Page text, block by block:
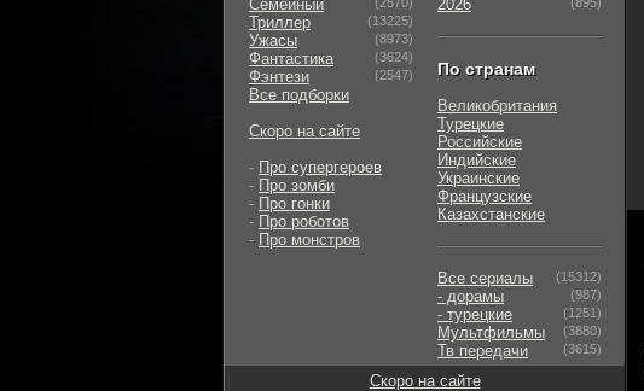
Семейный
Триллер (13225)
Ужасы (8973)
Фантастика (3624)
Фэнтези (2547)
Все подборки
Скоро на сайте
- Про супергероев
- Про зомби
- Про гонки
- Про роботов
- Про монстров
2026
По странам
Великобритания
Турецкие
Российские
Индийские
Украинские
Французские
Казахстанские
Все сериалы (15312)
- дорамы (987)
- турецкие (1251)
Мультфильмы (3880)
Тв передачи (3615)
Скоро на сайте